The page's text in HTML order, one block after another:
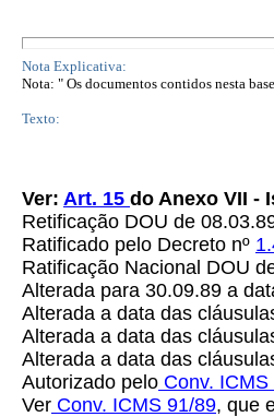
Nota Explicativa:
Nota: " Os documentos contidos nesta
Texto:
Ver: Art. 15 do Anexo VII -
Retificação DOU de
Ratificado pelo Decreto nº
Ratificação Nacional DOU
Alterada para 30.09.89 a
Alterada a data das
Alterada a data das
Alterada a data das
Autorizado pelo Conv. ICMS
Ver Conv. ICMS 91/89, que